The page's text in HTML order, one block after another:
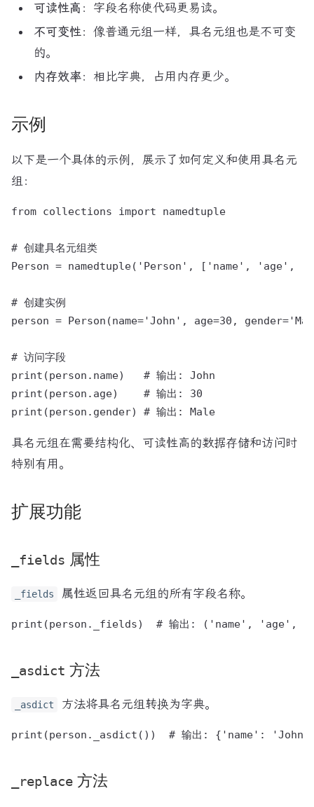
可读性高 ：字段名称使代码更易读。
不可变性：像普通元组一样，具名元组也是不可变
的。
内存效率：相比字典，占用内存更少。
示例
以下是一个具体的示例，展示了如何定义和使用具名元
组：
from collections import namedtuple
# 创建具名元组类
Person = namedtuple('Person', ['name', 'age',
# 创建实例
person = Person(name='John', age=30,
# 访问字段
print(person.name)   # 输出: John
print(person.age)    # 输出: 30
具名元组在需要结构化、可读性高的数据存储和访问时
特别有用。
扩展功能
_fields 属性
_fields 属性返回具名元组的所有字段名称。
_asdict 方法
_asdict 方法将具名元组转换为字典。
_replace 方法